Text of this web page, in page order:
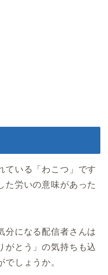
ている「わこつ」です
た労いの意味があった
分になる配信者さんは
がとう」の気持ちも込
しょうか。